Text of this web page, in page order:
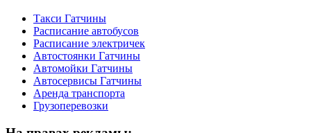
Такси Гатчины
Расписание автобусов
Расписание электричек
Автостоянки Гатчины
Автомойки Гатчины
Автосервисы Гатчины
Аренда транспорта
Грузоперевозки